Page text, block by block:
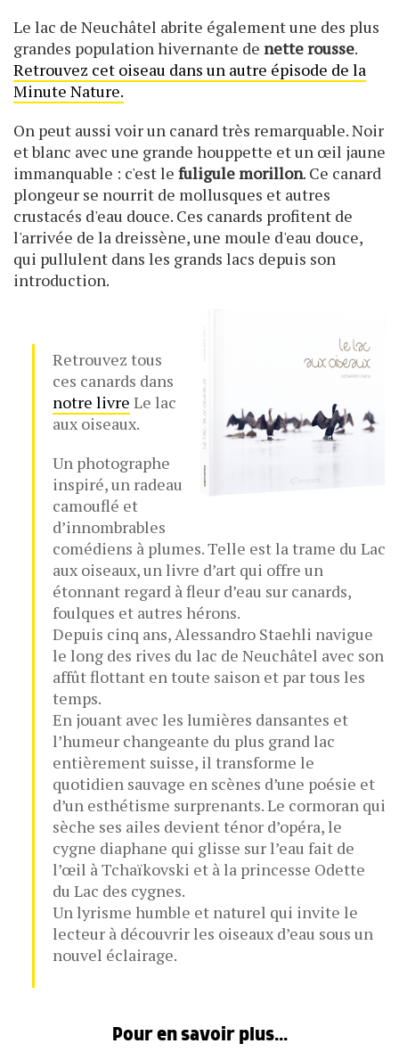
Le lac de Neuchâtel abrite également une des plus
grandes population hivernante de nette rousse.
Retrouvez cet oiseau dans un autre épisode de la
Minute Nature.
On peut aussi voir un canard très remarquable. Noir
et blanc avec une grande houppette et un œil jaune
immanquable : c'est le fuligule morillon. Ce canard
plongeur se nourrit de mollusques et autres
crustacés d'eau douce. Ces canards profitent de
l'arrivée de la dreissène, une moule d'eau douce,
qui pullulent dans les grands lacs depuis son
introduction.
Retrouvez tous
ces canards dans
notre livre Le lac
aux oiseaux.
Un photographe
inspiré, un radeau
camouflé et
d’innombrables
comédiens à plumes. Telle est la trame du Lac
aux oiseaux, un livre d’art qui offre un
étonnant regard à fleur d’eau sur canards,
foulques et autres hérons.
Depuis cinq ans, Alessandro Staehli navigue
le long des rives du lac de Neuchâtel avec son
affût flottant en toute saison et par tous les
temps.
En jouant avec les lumières dansantes et
l’humeur changeante du plus grand lac
entièrement suisse, il transforme le
quotidien sauvage en scènes d’une poésie et
d’un esthétisme surprenants. Le cormoran qui
sèche ses ailes devient ténor d’opéra, le
cygne diaphane qui glisse sur l’eau fait de
l’œil à Tchaïkovski et à la princesse Odette
du Lac des cygnes.
Un lyrisme humble et naturel qui invite le
lecteur à découvrir les oiseaux d’eau sous un
nouvel éclairage.
Pour en savoir plus...